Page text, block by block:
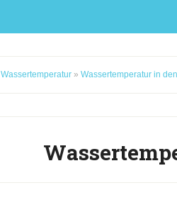
Wassertemperatur » Wassertemperatur in